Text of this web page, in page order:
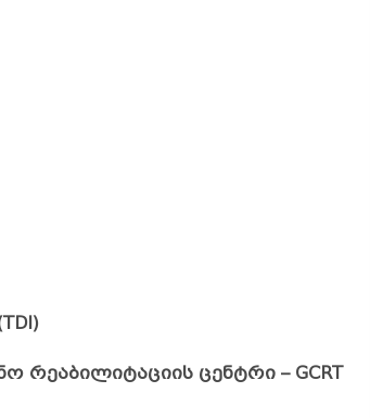
რეაბილიტაციის ცენტრი – GCRT